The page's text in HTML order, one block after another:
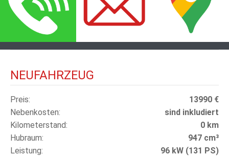
NEUFAHRZEUG
Preis
13990 €
Nebenkosten
sind inkludiert
Kilometerstand
0 km
Hubraum
947 cm³
Leistung
96 kW (131 PS)